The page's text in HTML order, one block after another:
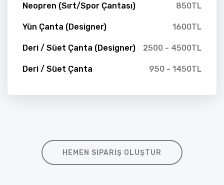
Neopren (Sırt/Spor Çantası) 850TL
Yün Çanta (Designer) 1600TL
Deri / Süet Çanta (Designer) 2500 - 4500TL
Deri / Süet Çanta 950 - 1450TL
HEMEN SIPARIŞ OLUŞTUR